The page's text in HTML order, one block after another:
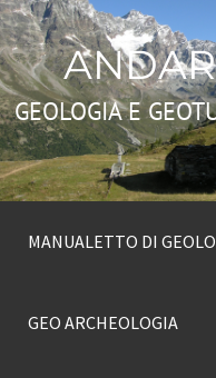
GEOLOGIA E
MANUALETTO DI
GEO ARCHEOLOGIA